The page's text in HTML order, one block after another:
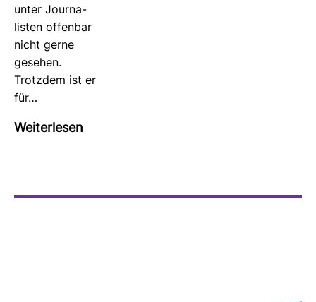
unter Jour­na­
listen offenbar
nicht gerne
gesehen.
Trotzdem ist er
für…
Wei­ter­lesen